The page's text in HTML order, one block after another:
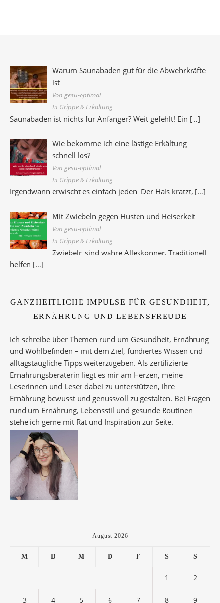
Warum Saunabaden gut für die Abwehrkräfte
ist
Von gesu-optimal
In Grippe & Erkältung
Saunabaden ist nichts für Anfänger? Weit gefehlt! Ein […]
Wie bekomme ich eine lästige Erkältung
schnell los?
Von gesu-optimal
In Grippe & Erkältung
Irgendwann erwischt es einfach jeden: Der Hals kratzt, […]
Mit Zwiebeln gegen Husten und Heiserkeit
Von gesu-optimal
In Grippe & Erkältung
Zwiebeln sind wahre Alleskönner. Traditionell
helfen […]
GANZHEITLICHE IMPULSE FÜR GESUNDHEIT,
ERNÄHRUNG UND LEBENSFREUDE
Ich schreibe über Themen rund um Gesundheit, Ernährung
und Wohlbefinden – mit dem Ziel, fundiertes Wissen und
alltagstaugliche Tipps weiterzugeben. Als zertifizierte
Ernährungsberaterin liegt es mir am Herzen, meine
Leserinnen und Leser dabei zu unterstützen, ihre
Ernährung bewusst und genussvoll zu gestalten. Bei Fragen
rund um Ernährung, Lebensstil und gesunde Routinen
stehe ich gerne mit Rat und Inspiration zur Seite.
August 2026
M D M D F S S
1 2
3 4 5 6 7 8 9